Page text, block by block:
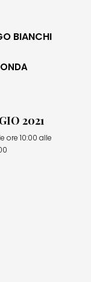
2021
BIANCHI
ore 10:00 alle